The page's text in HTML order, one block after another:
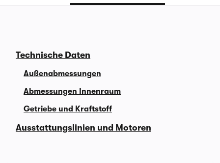
Technische Daten
Außenabmessungen
Abmessungen Innenraum
Getriebe und Kraftstoff
Ausstattungslinien und Motoren